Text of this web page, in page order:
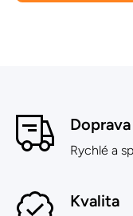
Rychlé a
Kvalita